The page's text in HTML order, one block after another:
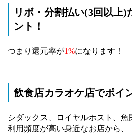
リボ・分割払い(3回以上)
ント！
つまり還元率が1%になります！
飲食店カラオケ店でポイ
シダックス、ロイヤルホスト、魚
利用頻度が高い身近なお店から、